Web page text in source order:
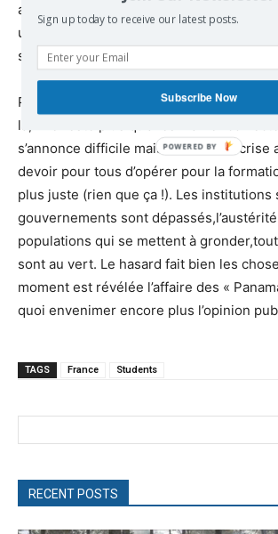
actuellement nous tendons. Il est
un lendemain pour que les
s’inscrivent dans un projet efficace et
Pour une métamorphose de la
là,il ne reste plus qu’à les manier
s’annonce difficile mais en l’état de crise
devoir pour tous d’opérer pour la
plus juste (rien que ça !). Les institutions
gouvernements sont
populations qui se mettent à
sont au vert. Le hasard fait bien les
moment est révélée l’affaire des «
quoi envenimer encore plus l’opinion
TAGS France Students
RECENT POSTS
Sign up today to receive our latest posts.
Subscribe Now